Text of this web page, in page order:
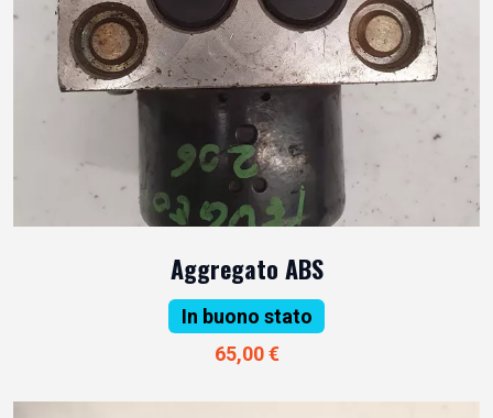
Aggregato ABS
In buono stato
65,00 €